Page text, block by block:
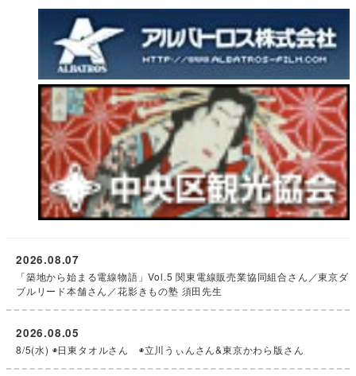
「築地から始まる電線物語」Vol.5 関東電線販売業協同組合さん／東京ダ
ブルリード本舗さん／花影きもの塾 須田先生
2026.08.07
8/5(水) ◉日東タオルさん ◉立川うぃんさん&東京かわら版さん
2026.08.05